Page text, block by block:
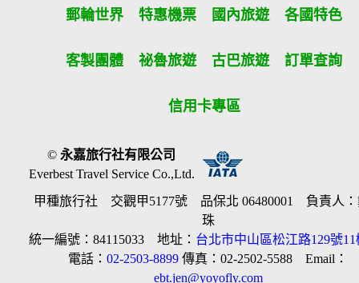
郵輪世界 特惠機票 國內旅遊 各國特色
客製團體 祕魯旅遊 古巴旅遊 訂單查詢
信用卡專區
©永嘉旅行社有限公司
Everbest Travel Service Co.,Ltd.
甲種旅行社 交觀甲5177號 品保北 06480001 負責人：
珠
統一編號：84115033 地址： 台北市中山區松江路129號11
電話：02-2503-8899 傳真：02-2502-5588 Email：
ebt.jen@yoyofly.com